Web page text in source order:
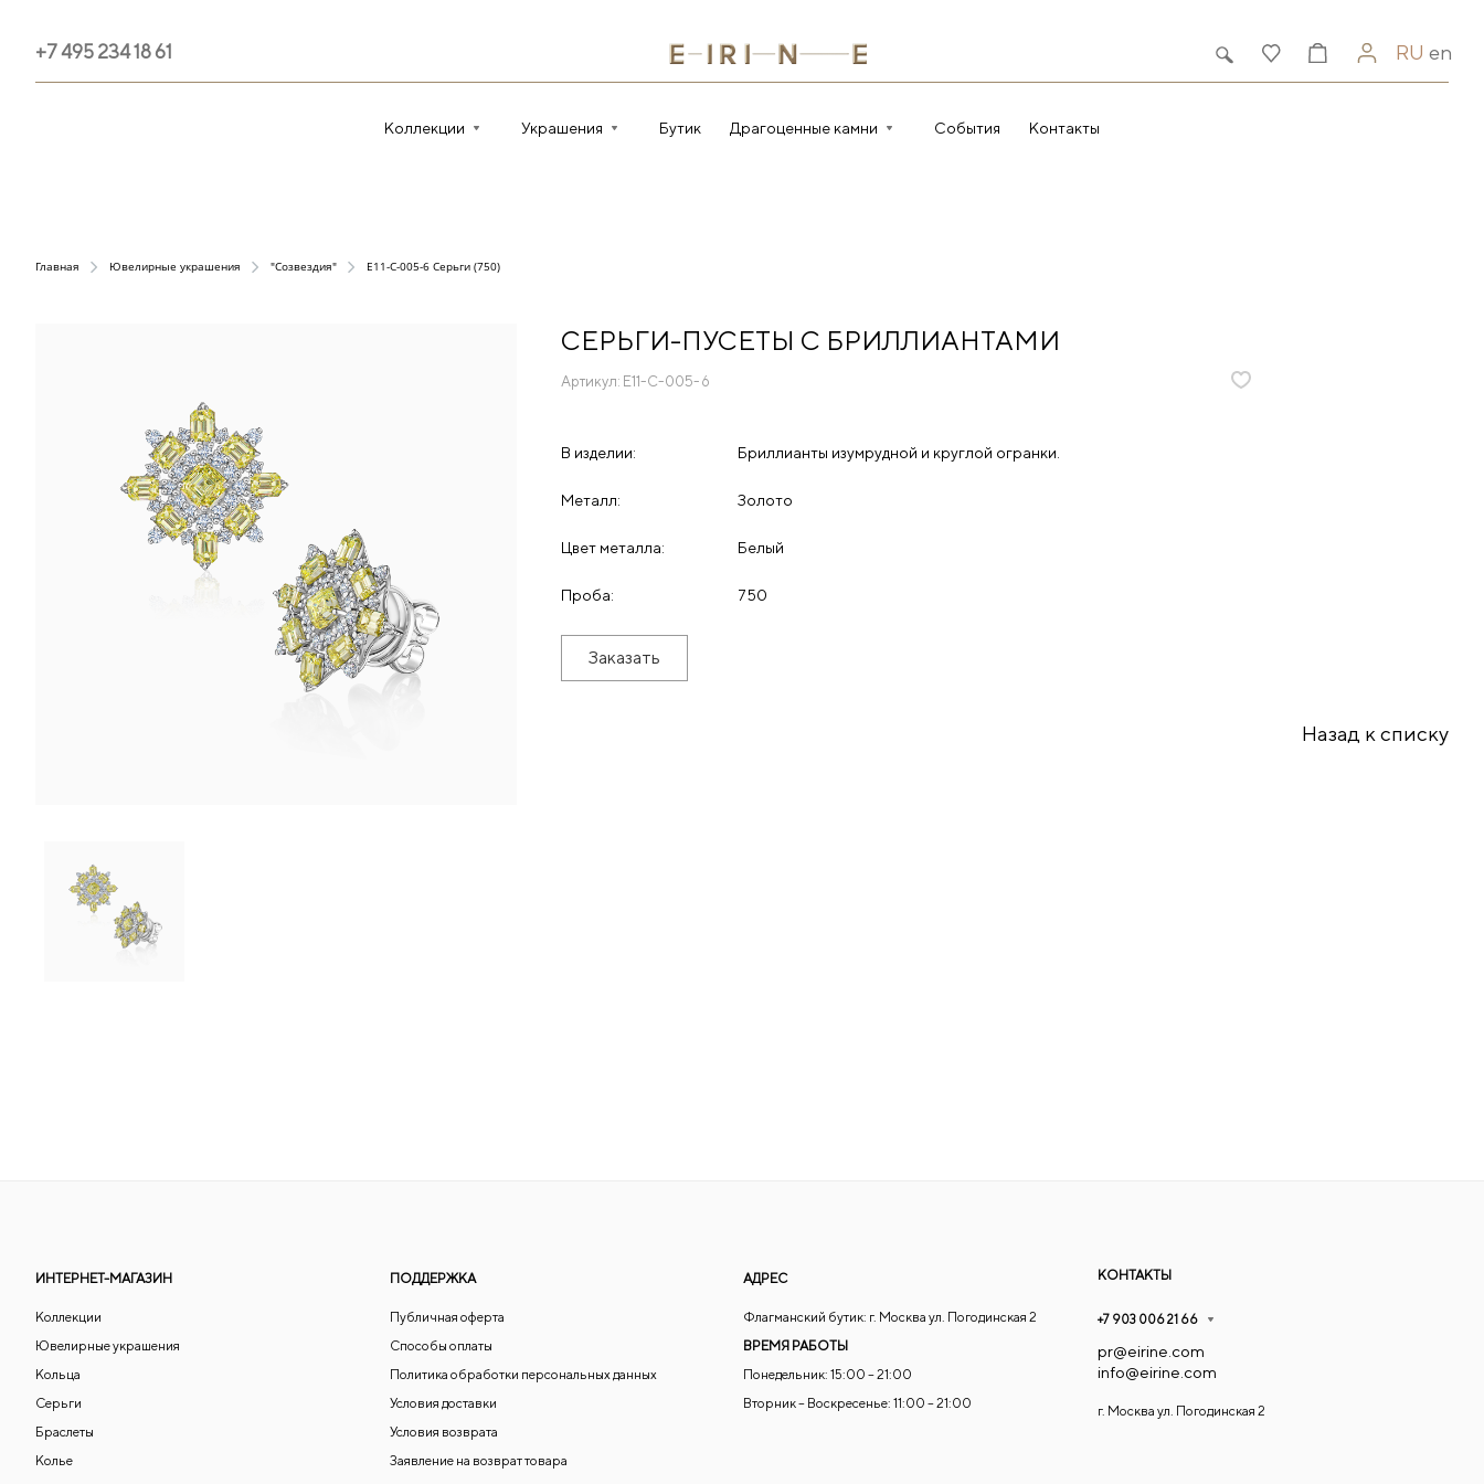
+7 495 234 18 61 RU en
Коллекции Украшения Бутик Драгоценные камни События Контакты
Главная Ювелирные украшения "Созвездия" E11-C-005-6 Серьги (750)
СЕРЬГИ-ПУСЕТЫ С БРИЛЛИАНТАМИ
Артикул: E11-C-005-6
В изделии: Бриллианты изумрудной и круглой огранки.
Металл: Золото
Цвет металла: Белый
Проба: 750
Заказать
Назад к списку
ИНТЕРНЕТ-МАГАЗИН
Коллекции
Ювелирные украшения
Кольца
Серьги
Браслеты
Колье
ПОДДЕРЖКА
Публичная оферта
Способы оплаты
Политика обработки персональных данных
Условия доставки
Условия возврата
Заявление на возврат товара
АДРЕС
Флагманский бутик: г. Москва ул. Погодинская 2
ВРЕМЯ РАБОТЫ
Понедельник: 15:00 – 21:00
Вторник – Воскресенье: 11:00 – 21:00
КОНТАКТЫ
+7 903 006 21 66
pr@eirine.com
info@eirine.com
г. Москва ул. Погодинская 2